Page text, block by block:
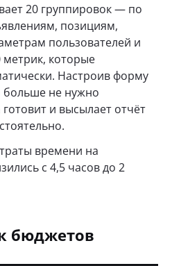
20 группировок — по
позициям,
пользователей и
которые
Настроив форму
больше не нужно
и высылает отчёт
времени на
с 4,5 часов до 2
бюджетов